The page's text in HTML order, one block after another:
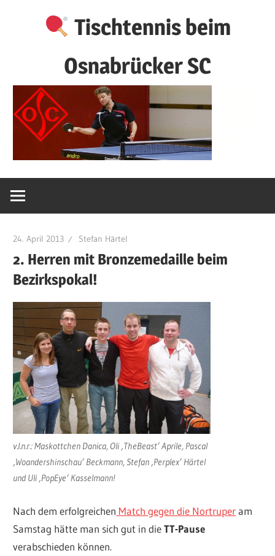
Tischtennis beim
Osnabrücker SC
24. April 2013 Stefan Härtel
2. Herren mit Bronzemedaille beim
Bezirkspokal!
v.l.n.r.: Maskottchen Danica, Oli ‚TheBeast‘ Aprile, Pascal
‚Woandershinschau‘ Beckmann, Stefan ‚Perplex‘ Härtel
und Uli ‚PopEye‘ Kasselmann!
Nach dem erfolgreichen Match gegen die Nortruperam
Samstag hätte man sich gut in dieTT-Pause
verabschieden können.